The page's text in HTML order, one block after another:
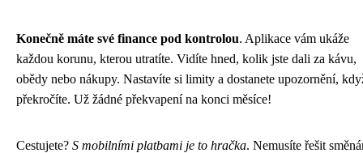
Konečně máte své finance pod kontrolou. Aplikace vám ukáže
každou korunu, kterou utratíte. Vidíte hned, kolik jste dali za kávu,
obědy nebo nákupy. Nastavíte si limity a dostanete upozornění,
překročíte. Už žádné překvapení na konci měsíce!
Cestujete? S mobilními platbami je to hračka. Nemusíte řešit